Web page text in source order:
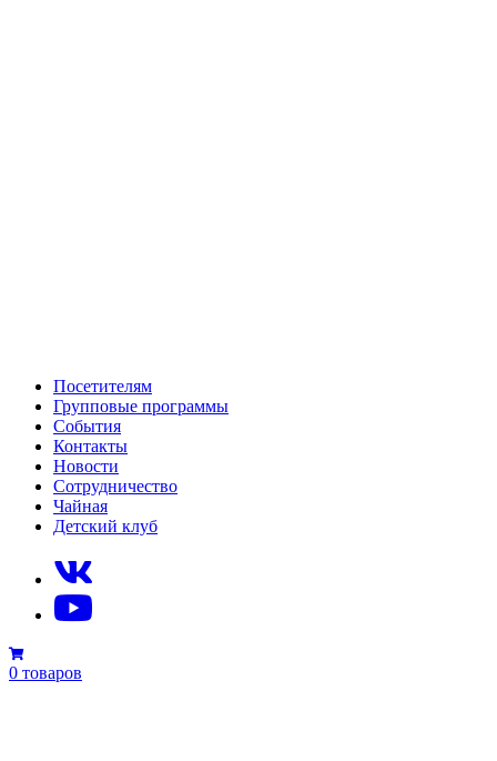
Посетителям
Групповые программы
События
Контакты
Новости
Сотрудничество
Чайная
Детский клуб
0 товаров